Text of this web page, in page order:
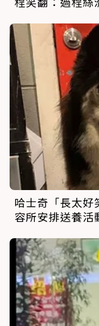
哈士奇「長太好
容所安排送養活